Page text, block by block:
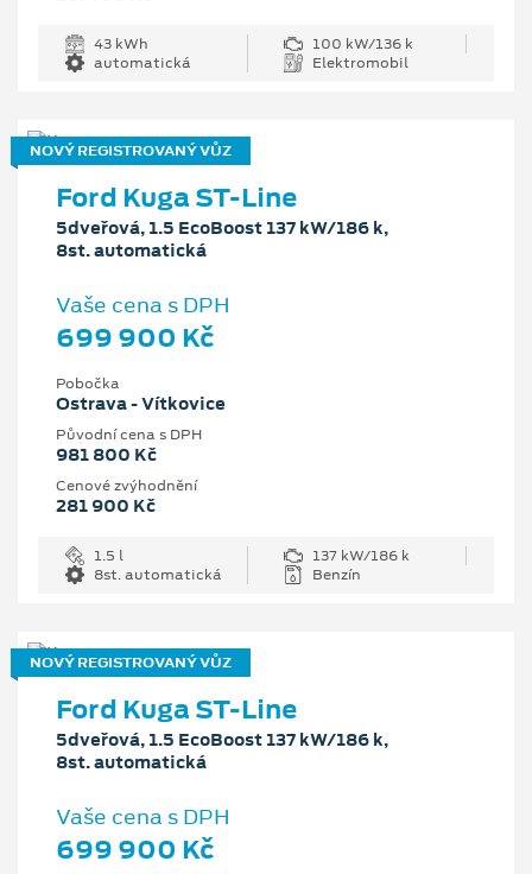
43 kWh
100 kW/136 k
automatická
Elektromobil
NOVÝ REGISTROVANÝ VŮZ
Ford Kuga ST-Line
5dveřová, 1.5 EcoBoost 137 kW/186 k,
8st. automatická
Vaše cena s DPH
699 900 Kč
Pobočka
Ostrava - Vítkovice
Původní cena s DPH
981 800 Kč
Cenové zvýhodnění
281 900 Kč
1.5 l
137 kW/186 k
8st. automatická
Benzín
NOVÝ REGISTROVANÝ VŮZ
Ford Kuga ST-Line
5dveřová, 1.5 EcoBoost 137 kW/186 k,
8st. automatická
Vaše cena s DPH
699 900 Kč